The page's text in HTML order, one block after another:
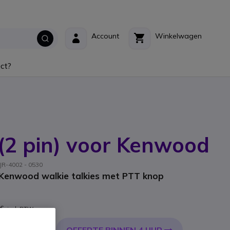
Winkelwagen
Account
pin) voor Kenwood
4002 - 0530
walkie talkies met PTT knop
incl. BTW